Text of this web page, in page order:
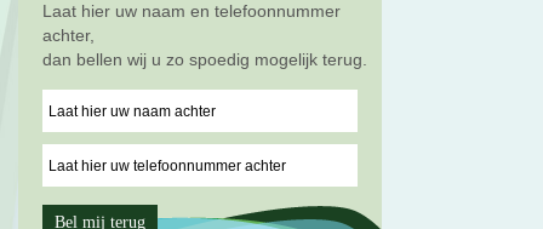
Laat hier uw naam en telefoonnummer
achter,
dan bellen wij u zo spoedig mogelijk terug.